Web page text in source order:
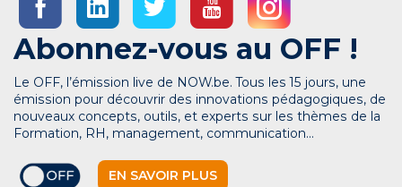
Abonnez-vous au OFF !
Le OFF, l’émission live de NOW.be. Tous les 15 jours, une
émission pour découvrir des innovations pédagogiques, de
nouveaux concepts, outils, et experts sur les thèmes de la
Formation, RH, management, communication…
EN SAVOIR PLUS